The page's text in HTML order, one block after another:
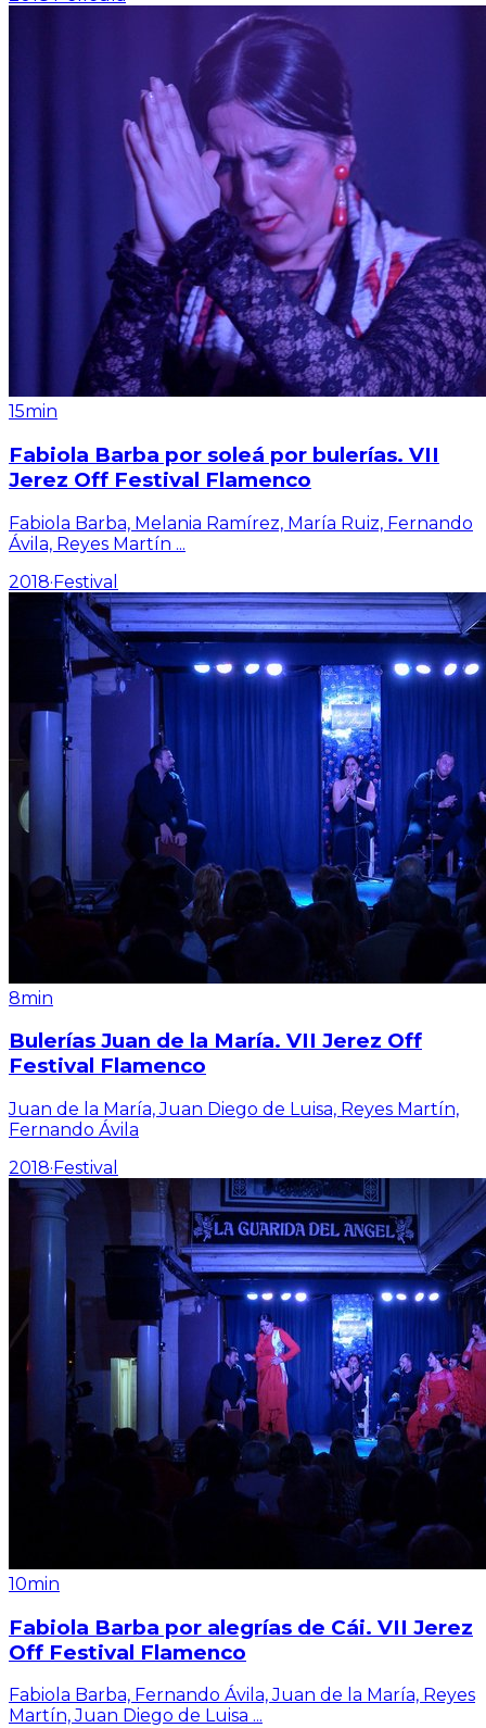
15min
Fabiola Barba por soleá por bulerías. VII
Jerez Off Festival Flamenco
Fabiola Barba, Melania Ramírez, María Ruiz, Fernando
Ávila, Reyes Martín ...
2018·Festival
8min
Bulerías Juan de la María. VII Jerez Off
Festival Flamenco
Juan de la María, Juan Diego de Luisa, Reyes Martín,
Fernando Ávila
2018·Festival
10min
Fabiola Barba por alegrías de Cái. VII Jerez
Off Festival Flamenco
Fabiola Barba, Fernando Ávila, Juan de la María, Reyes
Martín, Juan Diego de Luisa ...